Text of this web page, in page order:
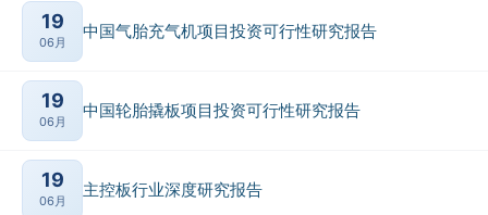
19
06月
中国气胎充气机项目投资可行性研究报告
19
06月
中国轮胎撬板项目投资可行性研究报告
19
06月
主控板行业深度研究报告